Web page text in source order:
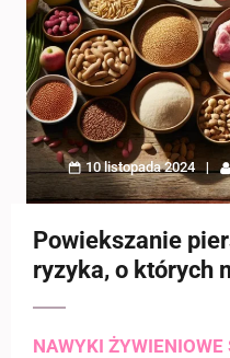
10 listopada 2024
Powiekszanie
ryzyka, o których
NAWYKI